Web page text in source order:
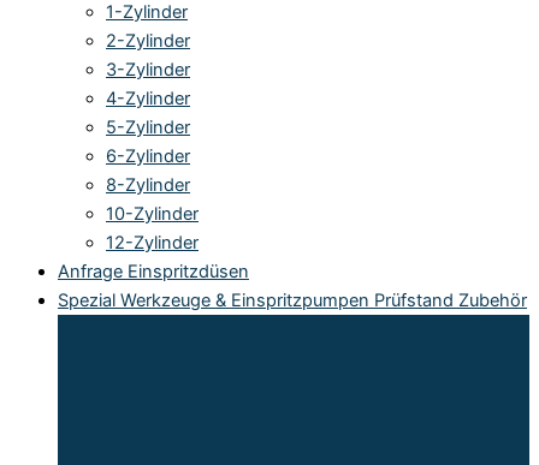
1-Zylinder
2-Zylinder
3-Zylinder
4-Zylinder
5-Zylinder
6-Zylinder
8-Zylinder
10-Zylinder
12-Zylinder
Anfrage Einspritzdüsen
Spezial Werkzeuge & Einspritzpumpen Prüfstand Zubehör